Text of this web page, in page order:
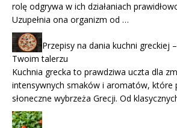
rolę odgrywa w ich działaniach
Uzupełnia ona organizm od …
Przepisy na dania kuchni greckiej
Twoim talerzu
Kuchnia grecka to prawdziwa uczta dla
intensywnych smaków i aromatów, które
słoneczne wybrzeża Grecji. Od